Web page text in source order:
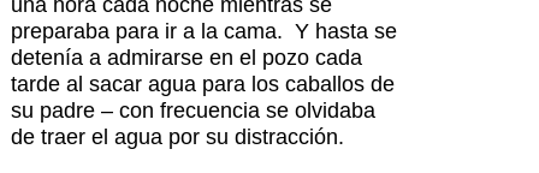
preparaba para ir a la cama. Y hasta se
detenía a admirarse en el pozo cada
tarde al sacar agua para los caballos de
su padre – con frecuencia se olvidaba
de traer el agua por su distracción.